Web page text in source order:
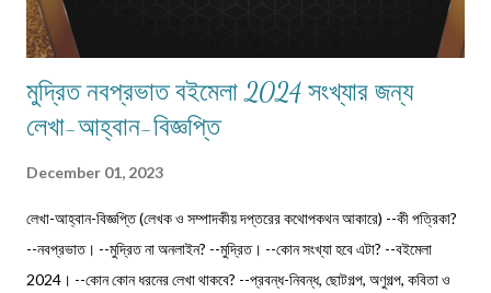
মুদ্রিত নবপ্রভাত বইমেলা 2024 সংখ্যার জন্য
লেখা-আহ্বান-বিজ্ঞপ্তি
December 01, 2023
লেখা-আহ্বান-বিজ্ঞপ্তি (লেখক ও সম্পাদকীয় দপ্তরের কথোপকথন আকারে) --কী পত্রিকা?
--নবপ্রভাত। --মুদ্রিত না অনলাইন? --মুদ্রিত। --কোন সংখ্যা হবে এটা? --বইমেলা
2024। --কোন কোন ধরনের লেখা থাকবে? --প্রবন্ধ-নিবন্ধ, ছোটগল্প, অণুগল্প, কবিতা ও